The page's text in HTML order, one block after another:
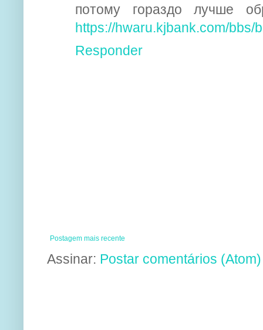
потому гораздо лучше
https://hwaru.kjbank.com/bbs/
Responder
Postagem mais recente
Assinar: Postar comentários (Atom)